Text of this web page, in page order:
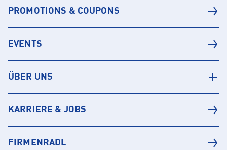
PROMOTIONS & COUPONS
EVENTS
ÜBER UNS
KARRIERE & JOBS
FIRMENRADL